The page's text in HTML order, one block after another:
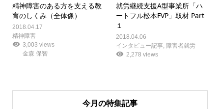
精神障害のある方を支える教
育のしくみ（全体像）
2018.04.17
精神障害
3,003 views
金森 保智
就労継続支援A型事業所「ハ
ートフル松本FVP」取材 Part
１
2018.04.06
インタビュー記事, 障害者就労
2,278 views
今月の特集記事